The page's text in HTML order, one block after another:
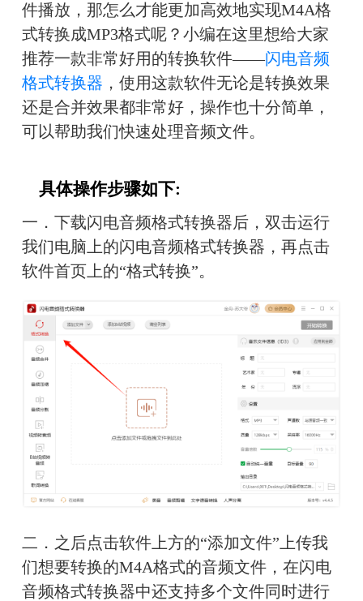
件播放，那怎么才能更加高效地实现M4A格
式转换成MP3格式呢？小编在这里想给大家
推荐一款非常好用的转换软件——闪电音频
格式转换器 ，使用这款软件无论是转换效果
还是合并效果都非常好，操作也十分简单，
可以帮助我们快速处理音频文件。
具体操作步骤如下:
一．下载闪电音频格式转换器后，双击运行
我们电脑上的闪电音频格式转换器，再点击
软件首页上的“格式转换”。
二．之后点击软件上方的“添加文件”上传我
们想要转换的M4A格式的音频文件，在闪电
音频格式转换器中还支持多个文件同时进行